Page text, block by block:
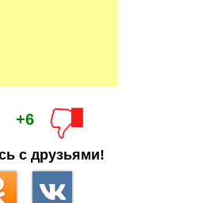
+6
с друзьями!